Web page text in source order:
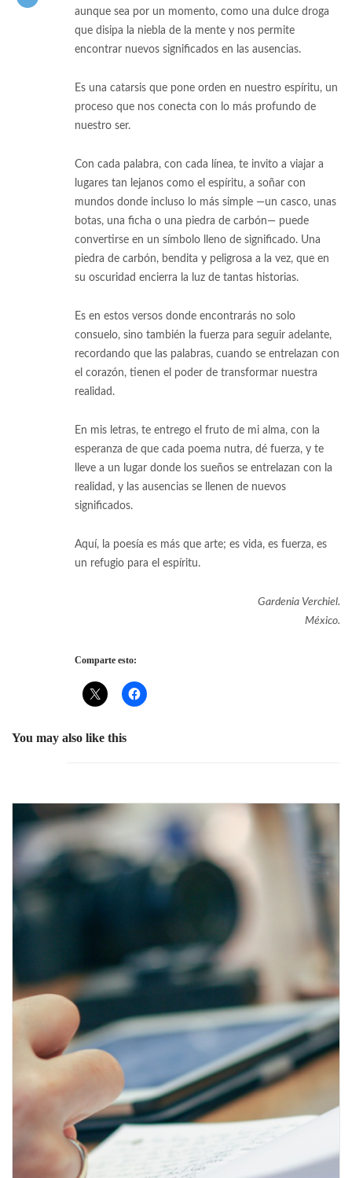
aunque sea por un momento, como una dulce droga
que disipa la niebla de la mente y nos permite
encontrar nuevos significados en las ausencias.
Es una catarsis que pone orden en nuestro espíritu, un
proceso que nos conecta con lo más profundo de
nuestro ser.
Con cada palabra, con cada línea, te invito a viajar a
lugares tan lejanos como el espíritu, a soñar con
mundos donde incluso lo más simple —un casco, unas
botas, una ficha o una piedra de carbón— puede
convertirse en un símbolo lleno de significado. Una
piedra de carbón, bendita y peligrosa a la vez, que en
su oscuridad encierra la luz de tantas historias.
Es en estos versos donde encontrarás no solo
consuelo, sino también la fuerza para seguir adelante,
recordando que las palabras, cuando se entrelazan con
el corazón, tienen el poder de transformar nuestra
realidad.
En mis letras, te entrego el fruto de mi alma, con la
esperanza de que cada poema nutra, dé fuerza, y te
lleve a un lugar donde los sueños se entrelazan con la
realidad, y las ausencias se llenen de nuevos
significados.
Aquí, la poesía es más que arte; es vida, es fuerza, es
un refugio para el espíritu.
Gardenia Verchiel.
México.
Comparte esto:
You may also like this